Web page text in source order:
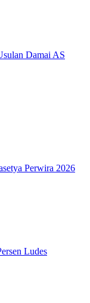
Damai AS
Perwira 2026
Ludes